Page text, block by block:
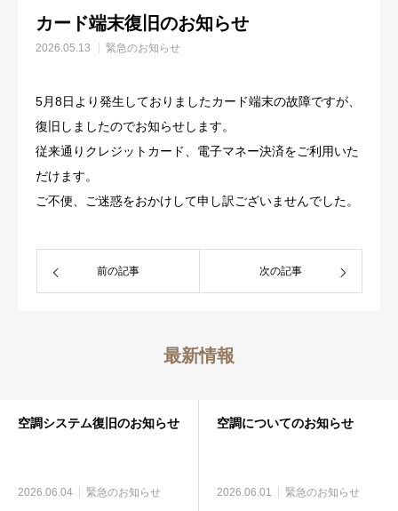
カード端末復旧のお知らせ
2026.05.13 緊急のお知らせ
5月8日より発生しておりましたカード端末の故障ですが、
復旧しましたのでお知らせします。
従来通りクレジットカード、電子マネー決済をご利用いた
だけます。
ご不便、ご迷惑をおかけして申し訳ございませんでした。
前の記事 次の記事
最新情報
空調システム復旧のお知らせ
2026.06.04 緊急のお知らせ
空調についてのお知らせ
2026.06.01 緊急のお知らせ
お知らせ